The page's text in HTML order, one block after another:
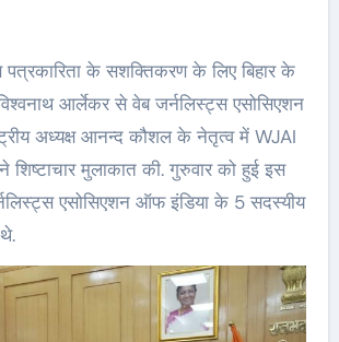
पत्रकारिता के सशक्तिकरण के लिए बिहार के
आर्लेकर से वेब जर्नलिस्ट्स एसोसिएशन
अध्यक्ष आनन्द कौशल के नेतृत्व में WJAI
मुलाकात की. गुरुवार को हुई इस
एसोसिएशन ऑफ इंडिया के 5 सदस्यीय